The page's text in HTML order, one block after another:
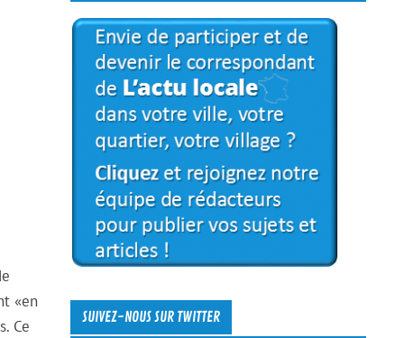
«en
Ce
SUIVEZ-NOUS SUR TWITTER